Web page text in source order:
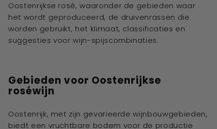
Oostenrijkse rosé, waaronder de gebieden waar
het wordt geproduceerd, de druivenrassen die
worden gebruikt, het klimaat, classificaties en
suggesties voor wijn-spijscombinaties.
Gebieden voor Oostenrijkse
roséwijn
Oostenrijk, met zijn gevarieerde wijnbouwgebieden,
biedt een vruchtbare bodem voor de productie